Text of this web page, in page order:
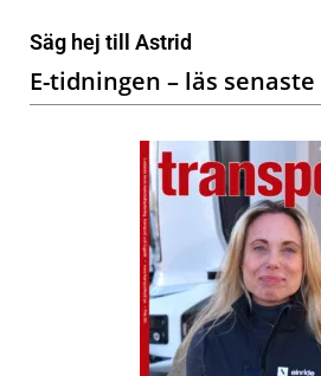
Säg hej till Astrid
E-tidningen – läs